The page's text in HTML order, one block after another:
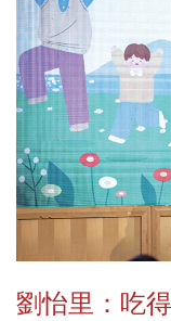
劉怡里：吃